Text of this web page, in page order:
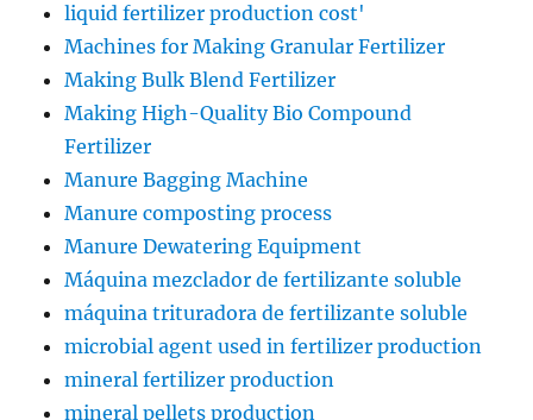
liquid fertilizer production cost'
Machines for Making Granular Fertilizer
Making Bulk Blend Fertilizer
Making High-Quality Bio Compound
Fertilizer
Manure Bagging Machine
Manure composting process
Manure Dewatering Equipment
Máquina mezclador de fertilizante soluble
máquina trituradora de fertilizante soluble
microbial agent used in fertilizer production
mineral fertilizer production
mineral pellets production